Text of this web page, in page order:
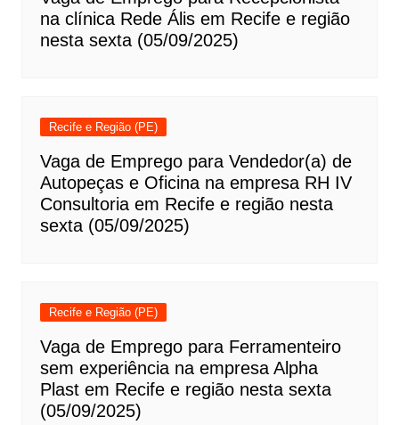
na clínica Rede Ális em Recife e região
nesta sexta (05/09/2025)
Recife e Região (PE)
Vaga de Emprego para Vendedor(a) de
Autopeças e Oficina na empresa RH IV
Consultoria em Recife e região nesta
sexta (05/09/2025)
Recife e Região (PE)
Vaga de Emprego para Ferramenteiro
sem experiência na empresa Alpha
Plast em Recife e região nesta sexta
(05/09/2025)